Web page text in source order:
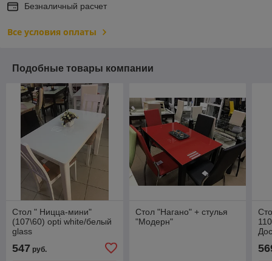
Безналичный расчет
Все условия оплаты
Подобные товары компании
Стол " Ницца-мини"
(107\60) opti white/белый
glass
547 руб.
Стол "Нагано" + стулья
"Модерн"